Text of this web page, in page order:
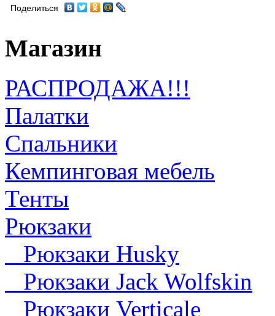
Поделиться
Магазин
РАСПРОДАЖА!!!
Палатки
Спальники
Кемпинговая мебель
Тенты
Рюкзаки
Рюкзаки Husky
Рюкзаки Jack Wolfskin
Рюкзаки Verticale